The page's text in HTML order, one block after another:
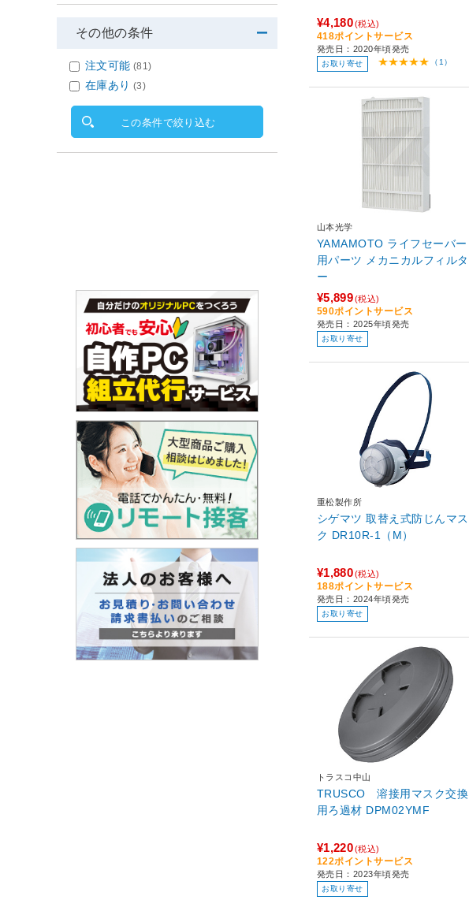
¥4,180(税込)
418ポイントサービス
発売日：2020年頃発売
お取り寄せ （1）
山本光学
YAMAMOTO ライフセーバー
用パーツ メカニカルフィルタ
ー
¥5,899(税込)
590ポイントサービス
発売日：2025年頃発売
お取り寄せ
重松製作所
シゲマツ 取替え式防じんマス
ク DR10R-1（M）
¥1,880(税込)
188ポイントサービス
発売日：2024年頃発売
お取り寄せ
トラスコ中山
TRUSCO 溶接用マスク交換
用ろ過材 DPM02YMF
¥1,220(税込)
122ポイントサービス
発売日：2023年頃発売
お取り寄せ
その他の条件
注文可能 (81)
在庫あり (3)
この条件で絞り込む